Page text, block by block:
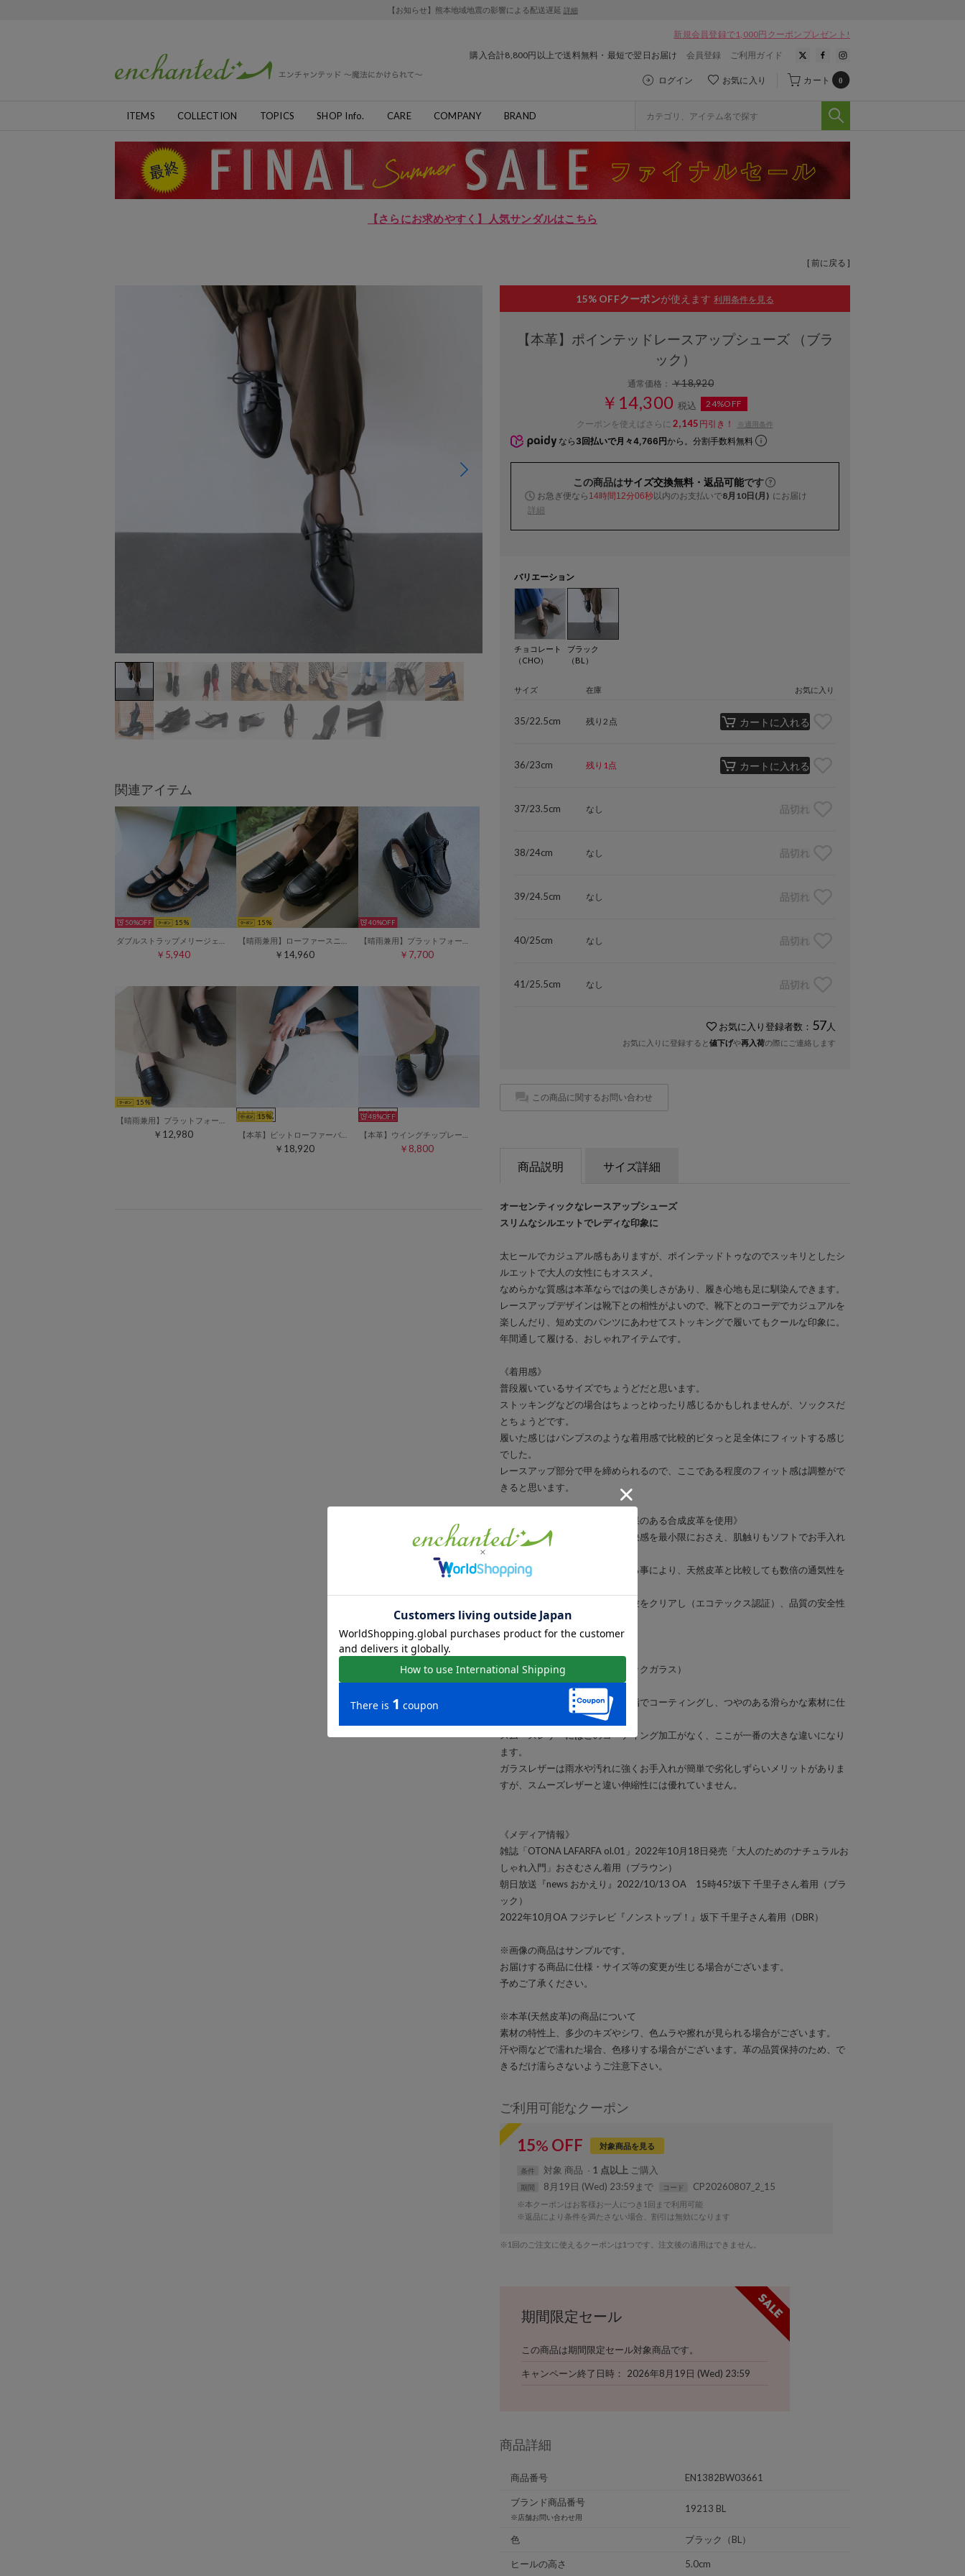
【お知らせ】熊本地域地震の影響による配送遅延 詳細
新規会員登録で1,000円クーポンプレゼント!
購入合計8,800円以上で送料無料・最短で翌日お届け
会員登録 ご利用ガイド
ログイン お気に入り カート 0
ITEMS COLLECTION TOPICS SHOP Info. CARE COMPANY BRAND
【さらにお求めやすく】人気サンダルはこちら
[ 前に戻る ]
関連アイテム
50% 15
￥5,940
15
￥14,960
40%
￥7,700
15
￥12,980
雑誌掲載
15
【本革】ビットローファーバブーシュ （ブラック）
￥18,920
雑誌掲載
48%
￥8,800
15% OFFクーポンが使えます 利用条件を見る
【本革】ポインテッドレースアップシューズ （ブラ
ック）
通常価格：￥18,920
￥14,300 税込
24%OFF
クーポンを使えばさらに2,145 円引き！ ※適用条件
なら 3回払いで月々4,766円から。分割手数料無料
この商品はサイズ交換無料・返品可能です
お急ぎ便なら 14時間12分05秒以内のお支払いで8月10日(月) にお届け
詳細
バリエーション
チョコレート
（CHO）
ブラック
（BL）
サイズ 在庫 お気に入り
35/22.5cm 残り2点 カートに入れる
36/23cm 残り1点 カートに入れる
37/23.5cm なし 品切れ
38/24cm なし 品切れ
39/24.5cm なし 品切れ
40/25cm なし 品切れ
41/25.5cm なし 品切れ
お気に入り登録者数： 57 人
お気に入りに登録すると値下げや再入荷の際にご連絡します
この商品に関するお問い合わせ
商品説明 サイズ詳細
オーセンティックなレースアップシューズ
スリムなシルエットでレディな印象に
太ヒールでカジュアル感もありますが、ポインテッドトゥなのでスッキリとしたシ
ルエットで大人の女性にもオススメ。
なめらかな質感は本革ならではの美しさがあり、履き心地も足に馴染んできます。
レースアップデザインは靴下との相性がよいので、靴下とのコーデでカジュアルを
楽しんだり、短め丈のパンツにあわせてストッキングで履いてもクールな印象に。
年間通して履ける、おしゃれアイテムです。
《着用感》
普段履いているサイズでちょうどだと思います。
ストッキングなどの場合はちょっとゆったり感じるかもしれませんが、ソックスだ
とちょうどです。
履いた感じはパンプスのような着用感で比較的ピタっと足全体にフィットする感じ
でした。
レースアップ部分で甲を締められるので、ここである程度のフィット感は調整がで
きると思います。
《中敷には、優れた抗菌防臭効果のある合成皮革を使用》
この靴の中敷きはムレによる不快感を最小限におさえ、肌触りもソフトでお手入れ
一般の合皮に通気性機能を付ける事により、天然皮革と比較しても数倍の通気性を
また、有害な化学物質の分析試験をクリアし（エコテックス認証）、品質の安全性
にも配慮しています。
※ガラスレザーについて（ブラックガラス）
ガラスレザーとは革の表面を樹脂でコーティングし、つやのある滑らかな素材に仕
上げたものを指します。
スムースレザーにはこのコーティング加工がなく、ここが一番の大きな違いになり
ます。
ガラスレザーは雨水や汚れに強くお手入れが簡単で劣化しずらいメリットがありま
すが、スムーズレザーと違い伸縮性には優れていません。
《メディア情報》
雑誌「OTONA LAFARFA ol.01」2022年10月18日発売「大人のためのナチュラルお
しゃれ入門」おさむさん着用（ブラウン）
朝日放送『news おかえり』2022/10/13 OA 15時45?坂下 千里子さん着用（ブラ
ック）
2022年10月OA フジテレビ『ノンストップ！』坂下 千里子さん着用（DBR）
※画像の商品はサンプルです。
お届けする商品に仕様・サイズ等の変更が生じる場合がございます。
予めご了承ください。
※本革(天然皮革)の商品について
素材の特性上、多少のキズやシワ、色ムラや擦れが見られる場合がございます。
汗や雨などで濡れた場合、色移りする場合がございます。革の品質保持のため、で
きるだけ濡らさないようご注意下さい。
ご利用可能なクーポン
15% OFF 対象商品を見る
条件 対象 商品 1 点以上
期間 8月19日 (Wed) 23:59まで コード CP20260807_2_15
※本クーポンはお客様お一人につき1回まで利用可能
※返品により条件を満たさない場合、割引は無効になります
※1回のご注文に使えるクーポンは1つです。注文後の適用はできません。
期間限定セール
この商品は期間限定セール対象商品です。
キャンペーン終了日時 2026年8月19日 (Wed) 23:59
商品詳細
商品番号 EN1382BW03661
ブランド商品番号
※店舗お問い合わせ用
19213 BL
色 ブラック（BL）
ヒールの高さ 5.0cm